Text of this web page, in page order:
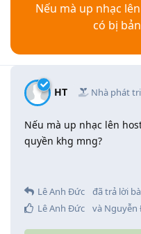
Nếu mà up nhạc
có bị
HT Nhà phát
Nếu mà up nhạc lên
quyền khg mng?
Lê Anh Đức
đã trả lời
Lê Anh Đức
và Nguyễn